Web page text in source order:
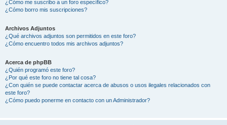
¿Cómo me suscribo a un foro específico?
¿Cómo borro mis suscripciones?
Archivos Adjuntos
¿Qué archivos adjuntos son permitidos en este foro?
¿Cómo encuentro todos mis archivos adjuntos?
Acerca de phpBB
¿Quién programó este foro?
¿Por qué este foro no tiene tal cosa?
¿Con quién se puede contactar acerca de abusos o usos ilegales relacionados con
este foro?
¿Cómo puedo ponerme en contacto con un Administrador?